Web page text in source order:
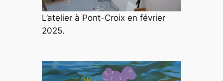
L’atelier à Pont-Croix en février
2025.